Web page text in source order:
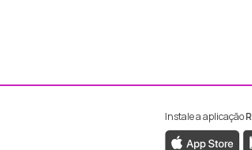
ao Facebook da RTP
ao Instagram da RTP
Instale a aplicação